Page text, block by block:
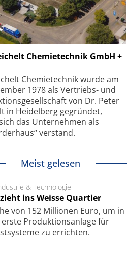
Chemietechnik GmbH +
Chemietechnik wurde am
1978 als Vertriebs- und
von Dr. Peter
in Heidelberg gegründet,
das Unternehmen als
verstand.
SmarAct GmbH
kleinstem Raum
Meist gelesen
& Technologie
ins Weisse Quartier
von 152 Mil­lio­nen Euro, um in
Pro­duk­tions­an­la­ge für
zu er­rich­ten.